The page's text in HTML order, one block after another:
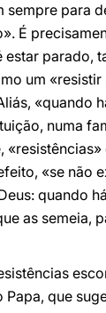
sempre para
É
estar parado,
um
«quando
numa
«resistências»
«se não
quando
as semeia,
que